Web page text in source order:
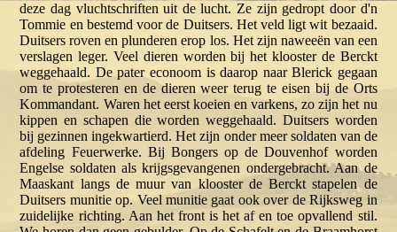
deze dag vluchtschriften uit de lucht. Ze zijn gedropt door d'n
Tommie en bestemd voor de Duitsers. Het veld ligt wit bezaaid.
Duitsers roven en plunderen erop los. Het zijn naweeën van een
verslagen leger. Veel dieren worden bij het klooster de Berckt
weggehaald. De pater econoom is daarop naar Blerick gegaan
om te protesteren en de dieren weer terug te eisen bij de Orts
Kommandant. Waren het eerst koeien en varkens, zo zijn het nu
kippen en schapen die worden weggehaald. Duitsers worden
bij gezinnen ingekwartierd. Het zijn onder meer soldaten van de
afdeling Feuerwerke. Bij Bongers op de Douvenhof worden
Engelse soldaten als krijgsgevangenen ondergebracht. Aan de
Maaskant langs de muur van klooster de Berckt stapelen de
Duitsers munitie op. Veel munitie gaat ook over de Rijksweg in
zuidelijke richting. Aan het front is het af en toe opvallend stil.